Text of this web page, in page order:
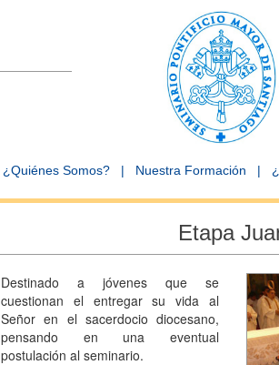
¿Quiénes Somos? | Nuestra Formación |
Etapa
Destinado a jóvenes que se
cuestionan el entregar su vida al
Señor en el sacerdocio diocesano,
pensando en una eventual
postulación al seminario.